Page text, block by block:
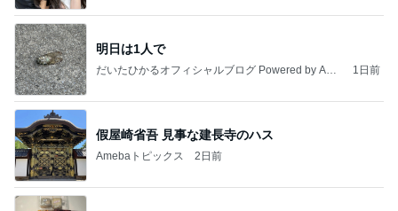
明日は1人で
だいたひかるオフィシャルブログ Powered by Ame
1日前
假屋崎省吾 見事な建長寺のハス
Amebaトピックス 2日前